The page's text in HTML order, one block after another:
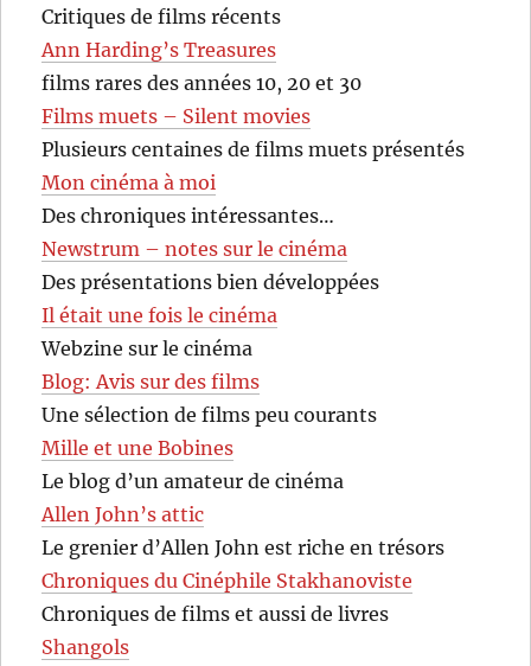
Critiques de films récents
Ann Harding’s Treasures
films rares des années 10, 20 et 30
Films muets – Silent movies
Plusieurs centaines de films muets présentés
Mon cinéma à moi
Des chroniques intéressantes…
Newstrum – notes sur le cinéma
Des présentations bien développées
Il était une fois le cinéma
Webzine sur le cinéma
Blog: Avis sur des films
Une sélection de films peu courants
Mille et une Bobines
Le blog d’un amateur de cinéma
Allen John’s attic
Le grenier d’Allen John est riche en trésors
Chroniques du Cinéphile Stakhanoviste
Chroniques de films et aussi de livres
Shangols